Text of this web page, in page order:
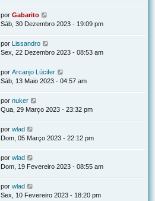
por Gabarito
Sáb, 30 Dezembro 2023 - 19:09 pm
por
Lissandro
Sex, 22 Dezembro 2023 - 08:53 am
por Arcanjo Lúcifer
Sáb, 13 Maio 2023 - 04:57 am
por nuker
Qua, 29 Março 2023 - 23:32 pm
por wlad
Dom, 05 Março 2023 - 22:12 pm
por wlad
Dom, 19 Fevereiro 2023 - 08:55 am
por wlad
Sex, 10 Fevereiro 2023 - 18:20 pm